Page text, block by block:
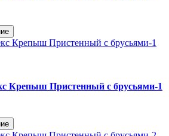
Крепыш Пристенный с брусьями-1